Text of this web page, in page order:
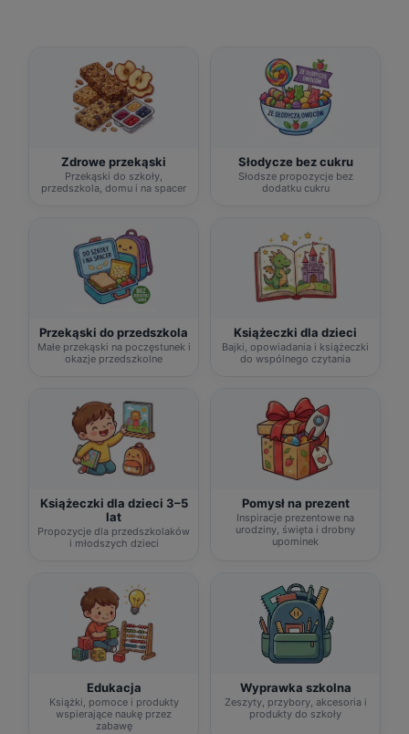
Zdrowe przekąski
Przekąski do szkoły,
przedszkola, domu i na spacer
Słodycze bez cukru
Słodsze propozycje bez
dodatku cukru
Przekąski do przedszkola
Małe przekąski na poczęstunek i
okazje przedszkolne
Książeczki dla dzieci
Bajki, opowiadania i książeczki
do wspólnego czytania
Książeczki dla dzieci 3–5
lat
Propozycje dla przedszkolaków
i młodszych dzieci
Pomysł na prezent
Inspiracje prezentowe na
urodziny, święta i drobny
upominek
Edukacja
Książki, pomoce i produkty
wspierające naukę przez
zabawę
Wyprawka szkolna
Zeszyty, przybory, akcesoria i
produkty do szkoły